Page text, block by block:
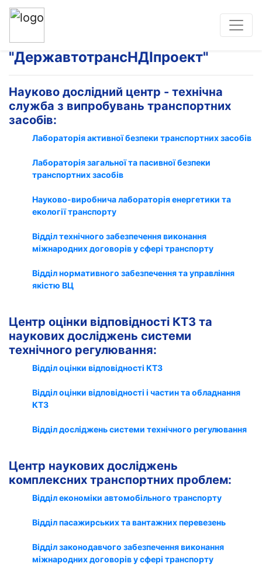
ПЕРЕЛІК ЦЕНТРІВ ДП
"ДержавтотрансНДІпроект"
Науково дослідний центр - технічна
служба з випробувань транспортних
засобів:
Лабораторія активної безпеки транспортних засобів
Лабораторія загальної та пасивної безпеки
транспортних засобів
Науково-виробнича лабораторія енергетики та
екології транспорту
Відділ технічного забезпечення виконання
міжнародних договорів у сфері транспорту
Відділ нормативного забезпечення та управління
якістю ВЦ
Центр оцінки відповідності КТЗ та
наукових досліджень системи
технічного регулювання:
Відділ оцінки відповідності КТЗ
Відділ оцінки відповідності і частин та обладнання
КТЗ
Відділ досліджень системи технічного регулювання
Центр наукових досліджень
комплексних транспортних проблем:
Відділ економіки автомобільного транспорту
Відділ пасажирських та вантажних перевезень
Відділ законодавчого забезпечення виконання
міжнародних договорів у сфері транспорту